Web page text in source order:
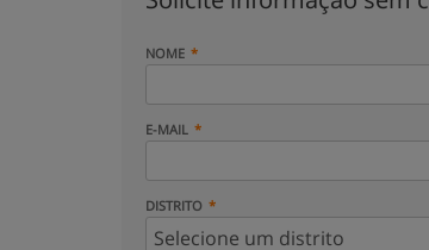
NOME
E-MAIL
DISTRITO